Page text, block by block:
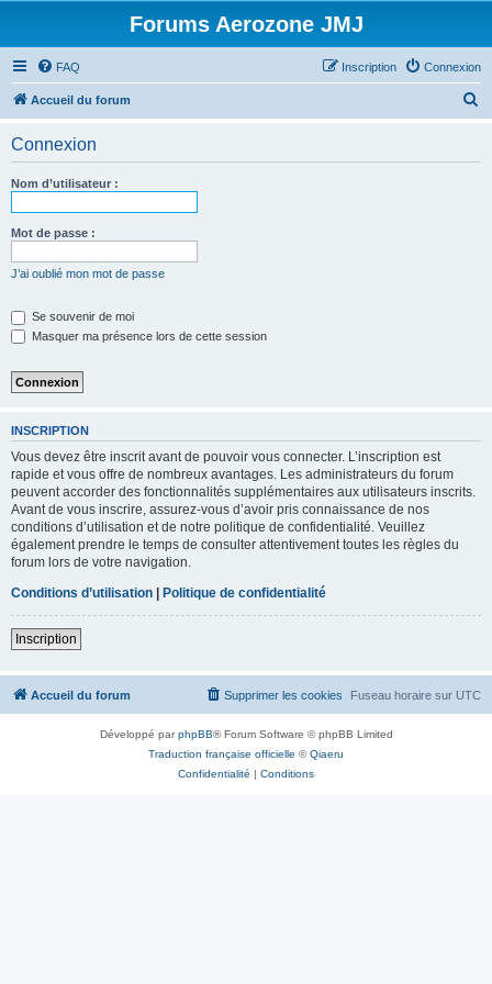
Forums Aerozone JMJ
FAQ Connexion
Inscription
Accueil du forum
Connexion
Nom d’utilisateur :
Mot de passe :
J’ai oublié mon mot de passe
Se souvenir de moi
Masquer ma présence lors de cette session
INSCRIPTION
Vous devez être inscrit avant de pouvoir vous connecter. L’inscription est
rapide et vous offre de nombreux avantages. Les administrateurs du forum
peuvent accorder des fonctionnalités supplémentaires aux utilisateurs inscrits.
Avant de vous inscrire, assurez-vous d’avoir pris connaissance de nos
conditions d’utilisation et de notre politique de confidentialité. Veuillez
également prendre le temps de consulter attentivement toutes les règles du
forum lors de votre navigation.
Conditions d’utilisation | Politique de confidentialité
Inscription
Accueil du forum Fuseau horaire sur UTC
Supprimer les cookies
Développé parphpBB® Forum Software © phpBB Limited
Traduction française officielle ©Qiaeru
Confidentialité | Conditions